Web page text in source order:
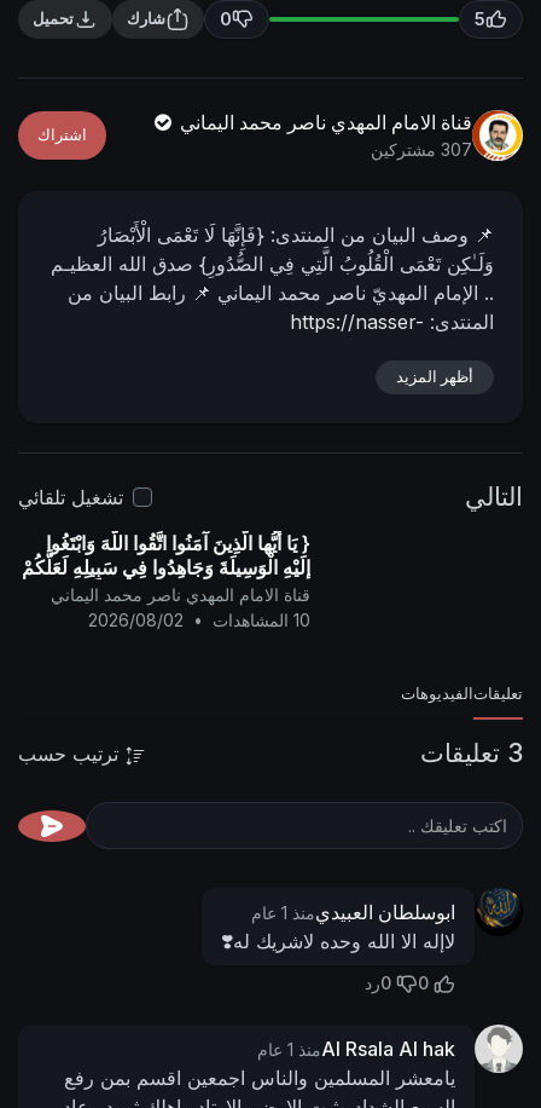
s
f
l
s
5
0 شارك تحميل
قناة الامام المهدي ناصر محمد اليماني
307 مشتركين
اشتراك
📌 وصف البیان من المنتدى: {فَإِنَّهَا لَا تَعْمَى الْأَبْصَارُ
وَلَـٰكِن تَعْمَى الْقُلُوبُ الَّتِي فِي الصُّدُورِ} صدق الله العظيـم
.. الإمام المهديّ ناصر محمد اليماني 📌 رابط البيان من
المنتدى: https://nasser-
أظهر المزيد
التالي
تشغيل تلقائي
{ يَا أيُّها الَّذِينَ آمَنُوا اتَّقُوا اللَّهَ وَابْتَغُوا
إِلَيْهِ الْوَسِيلَةَ وَجَاهِدُوا فِي سَبِيلِهِ لَعَلَّكُمْ
تُفْلِحُونَ }
قناة الامام المهدي ناصر محمد اليماني
10 المشاهدات
•
2026/08/02
تعليقات الفيديوهات
3 تعليقات ترتيب حسب
ابوسلطان العبيديمنذ 1 عام
لاإله الا الله وحده لاشريك له❣️
0
0رد
Al Rsala Al hakمنذ 1 عام
يامعشر المسلمين والناس اجمعين اقسم بمن رفع